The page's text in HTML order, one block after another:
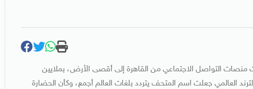
التواصل الاجتماعي من القاهرة إلى أقصى الأرض، بملايين
العالمي جعلت اسم المتحف يتردد بلغات العالم أجمع، وكأن الحضارة